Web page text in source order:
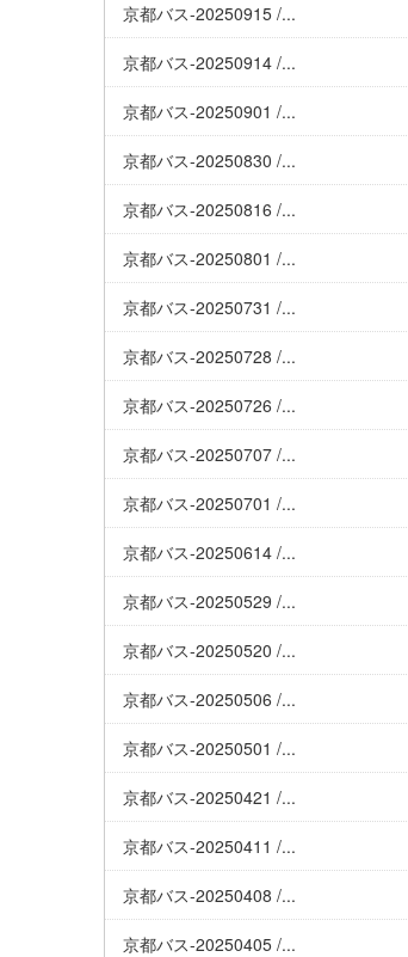
京都バス-20250915 /...
京都バス-20250914 /...
京都バス-20250901 /...
京都バス-20250830 /...
京都バス-20250816 /...
京都バス-20250801 /...
京都バス-20250731 /...
京都バス-20250728 /...
京都バス-20250726 /...
京都バス-20250707 /...
京都バス-20250701 /...
京都バス-20250614 /...
京都バス-20250529 /...
京都バス-20250520 /...
京都バス-20250506 /...
京都バス-20250501 /...
京都バス-20250421 /...
京都バス-20250411 /...
京都バス-20250408 /...
京都バス-20250405 /...